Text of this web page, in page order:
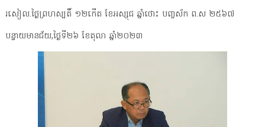
រសៀល.ថ្ងៃព្រហស្បតិ៍ ១២កើត ខែអស្សុជ ឆ្នាំថោះ បញ្ចស័ក ព.ស ២៥៦៧
បន្ទាយមានជ័យ,ថ្ងៃទី២៦ ខែតុលា ឆ្នាំ២០២៣